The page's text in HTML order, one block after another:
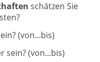
schätzen Sie
(von...bis)
sein? (von...bis)